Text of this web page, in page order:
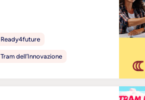
Ready4future
Tram dell’Innovazione